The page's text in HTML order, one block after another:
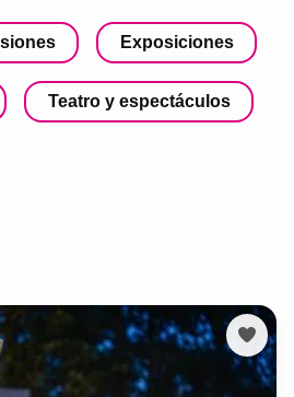
Exposiciones
Teatro y espectáculos